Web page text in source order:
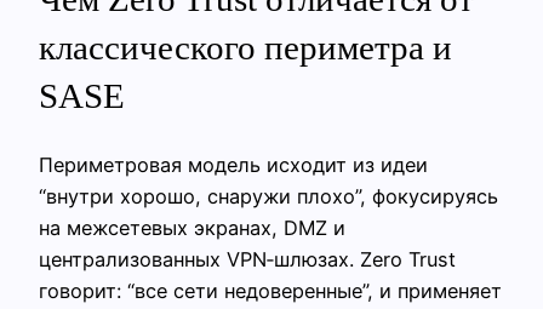
классического периметра и
SASE
Периметровая модель исходит из идеи
“внутри хорошо, снаружи плохо”, фокусируясь
на межсетевых экранах, DMZ и
централизованных VPN‑шлюзах. Zero Trust
говорит: “все сети недоверенные”, и применяет